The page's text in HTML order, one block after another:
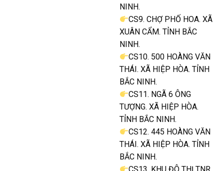
NINH.
CS9. CHỢ PHỐ HOA. XÃ
XUÂN CẨM. TỈNH BẮC
NINH.
CS10. 500 HOÀNG VĂN
THÁI. XÃ HIỆP HÒA. TỈNH
BẮC NINH.
CS11. NGÃ 6 ÔNG
TƯỢNG. XÃ HIỆP HÒA.
TỈNH BẮC NINH.
CS12. 445 HOÀNG VĂN
THÁI. XÃ HIỆP HÒA. TỈNH
BẮC NINH.